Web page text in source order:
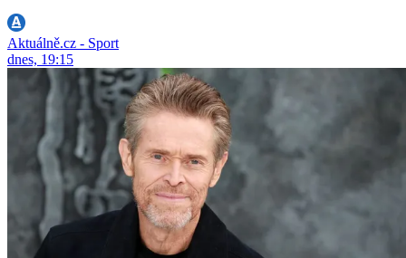
Aktuálně.cz - Sport
dnes, 19:15